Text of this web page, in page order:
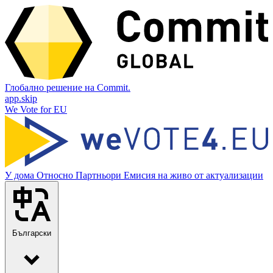
Глобално решение на Commit.
app.skip
We Vote for EU
У дома Относно Партньори Емисия на живо от актуализации
Български